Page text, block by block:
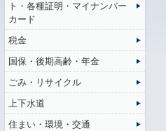
ト・各種証明・マイナンバー
カード
税金
国保・後期高齢・年金
ごみ・リサイクル
上下水道
住まい・環境・交通